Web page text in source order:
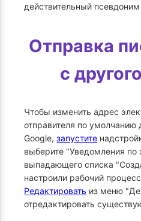
действительный
Отправка
с
Чтобы изменить адрес
отправителя по
Google,запустите
выберите "Уведомления по
выпадающего списка
настроили рабочий
Редактировать из меню
отредактировать